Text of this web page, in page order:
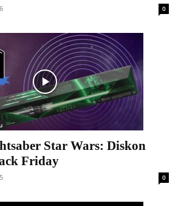
0
Star Wars: Diskon
Friday
0